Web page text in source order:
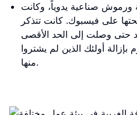
ورموش صناعية يدوياً، وكانت
على فيسبوك. كانت تتذكر
حتى وصلت إلى الحد الأقصى
أولئك الذين لم يشتروا
منها.